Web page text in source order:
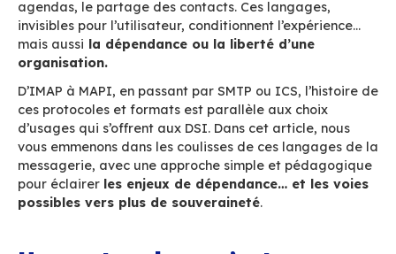
La messagerie est l’outil le plus utilisé en
Derrière les « clients », ces outils que vous
accéder à vos emails comme Outlook ou les